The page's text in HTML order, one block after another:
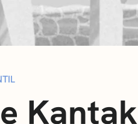
Kantak